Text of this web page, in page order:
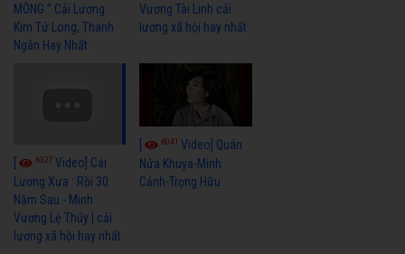
MÔNG " Cải Lương
Kim Tử Long, Thanh
Ngân Hay Nhất
Vương Tài Linh cải
lương xã hội hay nhất
6327 Video] Cải
Lương Xưa : Rồi 30
Năm Sau - Minh
Vương Lệ Thủy | cải
lương xã hội hay nhất
6041Video] Quán
Nửa Khuya-Minh
Cảnh-Trọng Hữu